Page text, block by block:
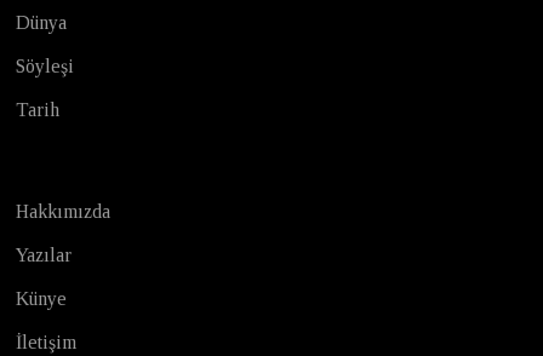
Dünya
Söyleşi
Tarih
Hakkımızda
Yazılar
Künye
İletişim